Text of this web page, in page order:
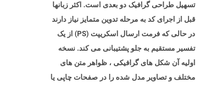
تسهیل طراحی گرافیک دو بعدی است. اکثر زبانها
قبل از اجرای کد به مرحله تدوین متمایز نیاز دارند
در حالی که فرمت ارسال اسکریپت (PS) از یک
تفسیر مستقیم به جلو پشتیبانی می کند. نسخه
اولیه آن شکل های گرافیکی ، ظواهر متن های
مختلف و تصاویر مدل شده را در صفحات چاپی یا